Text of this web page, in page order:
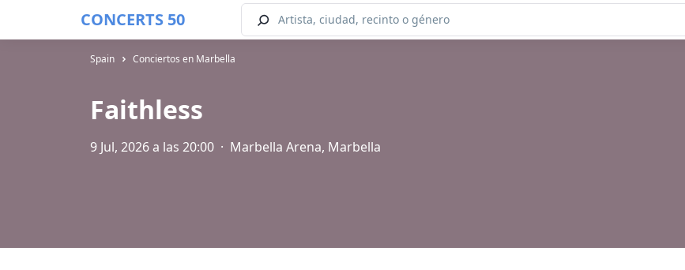
CONCERTS 50
Spain Conciertos en Marbella
Faithless
9 Jul, 2026 a las 20:00 · Marbella Arena, Marbella